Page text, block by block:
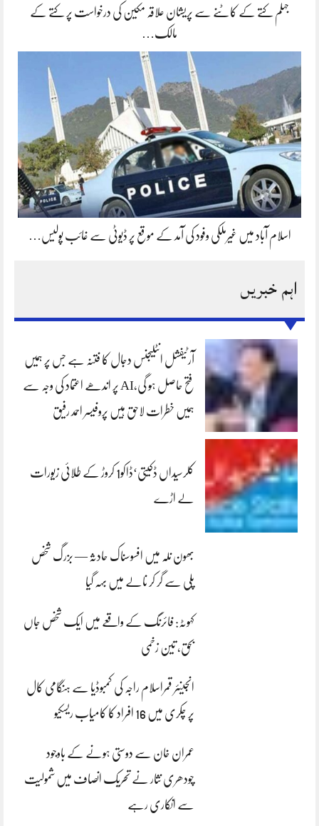
جہلم کتے کے کاٹنے سے پریشان علاقہ مکین کی درخواست پر کتے کے
مالک…
اسلام آباد میں غیرملکی وفود کی آمد کے موقع پر ڈیوٹی سے غائب پولیس…
اہم خبریں
آرٹیفشل انٹلیجنس دجال کا فتنہ ہے جس پر ہمیں
فتح حاصل ہو گی،AI پر اندھے اعتماد کی وجہ سے
ہمیں خطرات لاحق ہیں پروفیسر احمد رفیق
کلرسیداں ڈکیتی‘ڈاکو1 کروڑ کے طلائی زیورات
لے اڑے
بھون نلہ میں افسوسناک حادثہ — بزرگ شخص
پلی سے گر کر نالے میں بہہ گیا
کہوٹہ: فائرنگ کے واقعے میں ایک شخص جاں
بحق، تین زخمی
انجینئر قمراسلام راجہ کی کمبوڈیا سے ہنگامی کال
پر چکری میں 16 افراد کا کامیاب ریسکیو
عمران خان سے دوستی ہونے کے باوجود
چودھری نثار نے تحریک انصاف میں شمولیت
سے انکاری رہے